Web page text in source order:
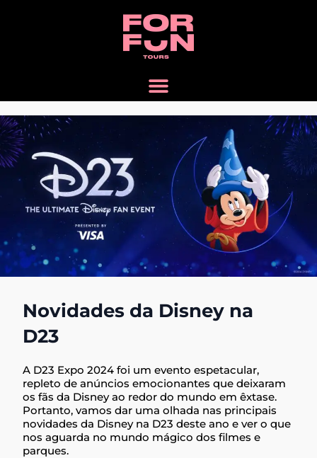
Novidades da Disney na
D23
A D23 Expo 2024 foi um evento espetacular,
repleto de anúncios emocionantes que deixaram
os fãs da Disney ao redor do mundo em êxtase.
Portanto, vamos dar uma olhada nas principais
novidades da Disney na D23 deste ano e ver o que
nos aguarda no mundo mágico dos filmes e
parques.